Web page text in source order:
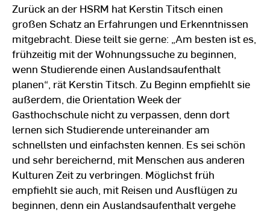
Zurück an der HSRM hat Kerstin Titsch einen
großen Schatz an Erfahrungen und Erkenntnissen
mitgebracht. Diese teilt sie gerne: „Am besten ist es,
frühzeitig mit der Wohnungssuche zu beginnen,
wenn Studierende einen Auslandsaufenthalt
planen“, rät Kerstin Titsch. Zu Beginn empfiehlt sie
außerdem, die Orientation Week der
Gasthochschule nicht zu verpassen, denn dort
lernen sich Studierende untereinander am
schnellsten und einfachsten kennen. Es sei schön
und sehr bereichernd, mit Menschen aus anderen
Kulturen Zeit zu verbringen. Möglichst früh
empfiehlt sie auch, mit Reisen und Ausflügen zu
beginnen, denn ein Auslandsaufenthalt vergehe